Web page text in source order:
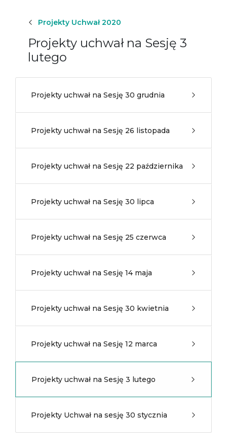
Projekty Uchwał 2020
Projekty uchwał na Sesję 3
lutego
Projekty uchwał na Sesję 30 grudnia
Projekty uchwał na Sesję 26 listopada
Projekty uchwał na Sesję 22 października
Projekty uchwał na Sesję 30 lipca
Projekty uchwał na Sesję 25 czerwca
Projekty uchwał na Sesję 14 maja
Projekty uchwał na Sesję 30 kwietnia
Projekty uchwał na Sesję 12 marca
Projekty uchwał na Sesję 3 lutego
Projekty Uchwał na sesję 30 stycznia